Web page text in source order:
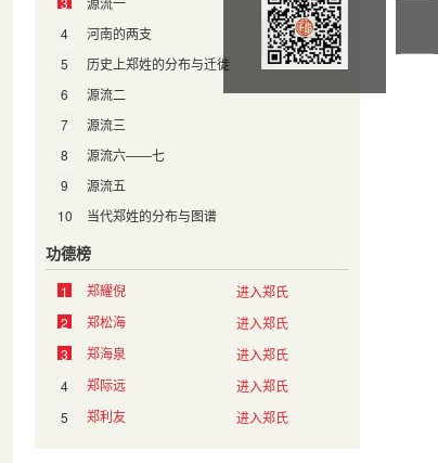
4
河南的两支
5
历史上郑姓的分布与迁徙
6
源流二
7
源流三
8
源流六——七
9
源流五
10
当代郑姓的分布与图谱
功德榜
1 郑耀倪
进入郑氏
2
郑松海
进入郑氏
3
郑海泉
进入郑氏
4
郑际远
进入郑氏
5
郑利友 进入郑氏